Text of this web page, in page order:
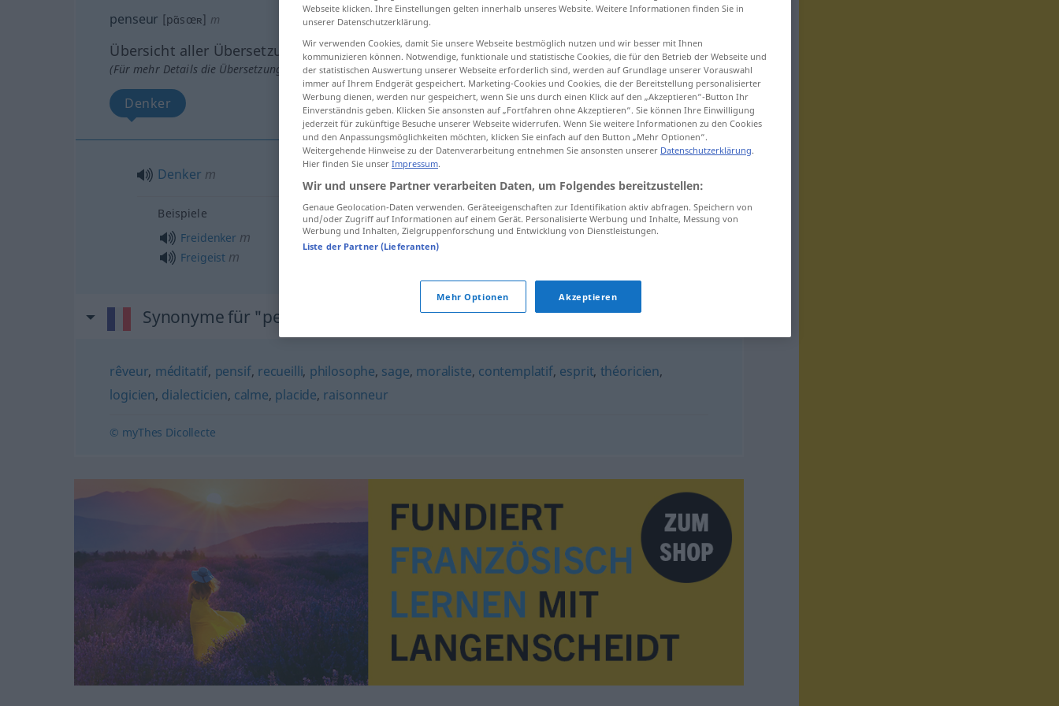
penseur [pɑ̃sœʀ] m
Übersicht aller Übersetzungen
(Für mehr Details die Übersetzung anklicken/antippen)
Denker
Denker m
Beispiele
Freidenker m
Freigeist m
librepenseur
Synonyme für "penseur"
rêveur, méditatif, pensif, recueilli, philosophe, sage, moraliste, contemplatif, esprit, théoricien,
logicien, dialecticien, calme, placide, raisonneur
© myThes Dicollecte
Webseite klicken. Ihre Einstellungen gelten innerhalb unseres Website. Weitere Informationen finden Sie in
unserer Datenschutzerklärung.
Wir verwenden Cookies, damit Sie unsere Webseite bestmöglich nutzen und wir besser mit Ihnen
kommunizieren können. Notwendige, funktionale und statistische Cookies, die für den Betrieb der Webseite und
der statistischen Auswertung unserer Webseite erforderlich sind, werden auf Grundlage unserer Vorauswahl
immer auf Ihrem Endgerät gespeichert. Marketing-Cookies und Cookies, die der Bereitstellung personalisierter
Werbung dienen, werden nur gespeichert, wenn Sie uns durch einen Klick auf den „Akzeptieren“-Button Ihr
Einverständnis geben. Klicken Sie ansonsten auf „Fortfahren ohne Akzeptieren“. Sie können Ihre Einwilligung
jederzeit für zukünftige Besuche unserer Webseite widerrufen. Wenn Sie weitere Informationen zu den Cookies
und den Anpassungsmöglichkeiten möchten, klicken Sie einfach auf den Button „Mehr Optionen“.
Weitergehende Hinweise zu der Datenverarbeitung entnehmen Sie ansonsten unserer Datenschutzerklärung.
Hier finden Sie unser Impressum.
Wir und unsere Partner verarbeiten Daten, um Folgendes bereitzustellen:
Genaue Geolocation-Daten verwenden. Geräteeigenschaften zur Identifikation aktiv abfragen. Speichern von
und/oder Zugriff auf Informationen auf einem Gerät. Personalisierte Werbung und Inhalte, Messung von
Werbung und Inhalten, Zielgruppenforschung und Entwicklung von Dienstleistungen.
Liste der Partner (Lieferanten)
Mehr Optionen Akzeptieren